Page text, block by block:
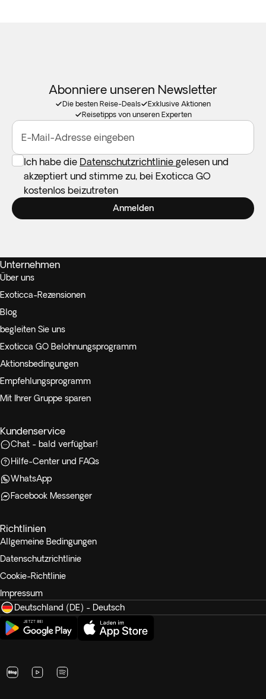
Abonniere unseren Newsletter
Die besten Reise-Deals
Exklusive Aktionen
Reisetipps von unseren Experten
E-Mail-Adresse eingeben
Ich habe die Datenschutzrichtlinie gelesen und
akzeptiert und stimme zu, bei Exoticca GO
kostenlos beizutreten
Anmelden
Unternehmen
Über uns
Exoticca-Rezensionen
Blog
begleiten Sie uns
Exoticca GO Belohnungsprogramm
Aktionsbedingungen
Empfehlungsprogramm
Mit Ihrer Gruppe sparen
Kundenservice
Chat - bald verfügbar!
Hilfe-Center und FAQs
WhatsApp
Facebook Messenger
Richtlinien
Allgemeine Bedingungen
Datenschutzrichtlinie
Cookie-Richtlinie
Impressum
Deutschland (DE) - Deutsch